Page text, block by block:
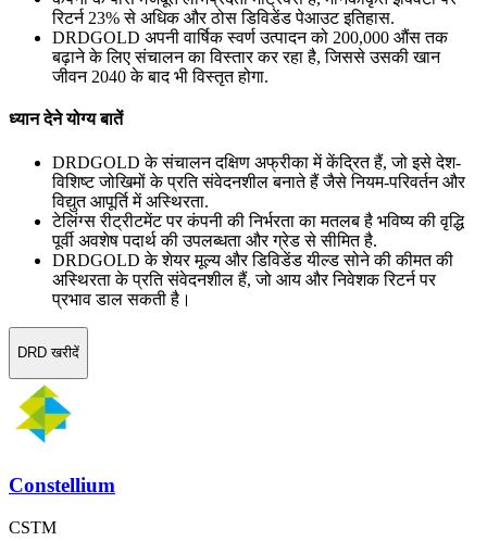
रिटर्न 23% से अधिक और ठोस डिविडेंड पेआउट इतिहास.
DRDGOLD अपनी वार्षिक स्वर्ण उत्पादन को 200,000 औंस तक
बढ़ाने के लिए संचालन का विस्तार कर रहा है, जिससे उसकी खान
जीवन 2040 के बाद भी विस्तृत होगा.
ध्यान देने योग्य बातें
DRDGOLD के संचालन दक्षिण अफ्रीका में केंद्रित हैं, जो इसे देश-
विशिष्ट जोखिमों के प्रति संवेदनशील बनाते हैं जैसे नियम-परिवर्तन और
विद्युत आपूर्ति में अस्थिरता.
टेलिंग्स रीट्रीटमेंट पर कंपनी की निर्भरता का मतलब है भविष्य की वृद्धि
पूर्वी अवशेष पदार्थ की उपलब्धता और ग्रेड से सीमित है.
DRDGOLD के शेयर मूल्य और डिविडेंड यील्ड सोने की कीमत की
अस्थिरता के प्रति संवेदनशील हैं, जो आय और निवेशक रिटर्न पर
प्रभाव डाल सकती है।
DRD खरीदें
Constellium
CSTM